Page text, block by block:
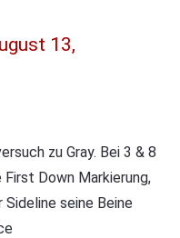
13,
zu Gray. Bei 3 & 8
Down Markierung,
seine Beine